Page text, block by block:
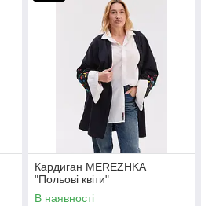
Кардиган MEREZHKA
"Польові квіти"
В наявності